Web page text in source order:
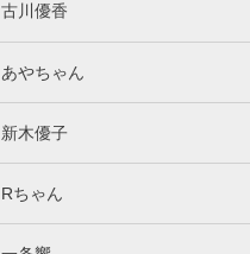
古川優香
あやちゃん
新木優子
Rちゃん